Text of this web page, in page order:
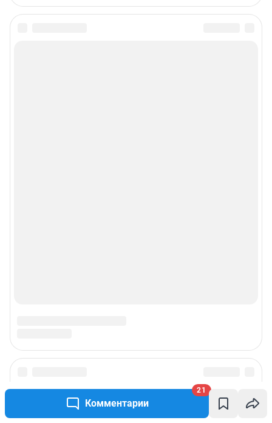
Комментарии
21